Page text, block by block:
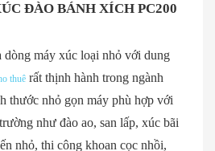
ĐÀO BÁNH XÍCH PC200
dòng máy xúc loại nhỏ với dung
thuê rất thịnh hành trong ngành
thước nhỏ gọn máy phù hợp với
như đào ao, san lấp, xúc bãi
nhỏ, thi công khoan cọc nhồi,